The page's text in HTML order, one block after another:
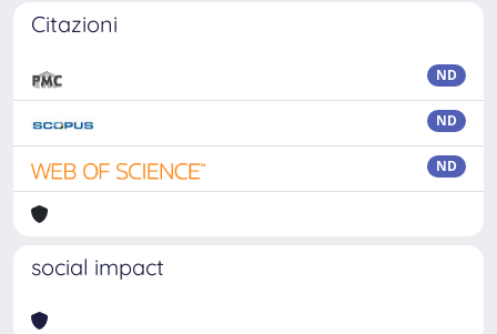
Citazioni
ND
ND
ND
social impact